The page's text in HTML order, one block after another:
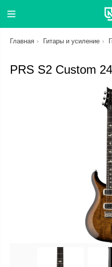
Главная Гитары и усиление
PRS S2 Custom